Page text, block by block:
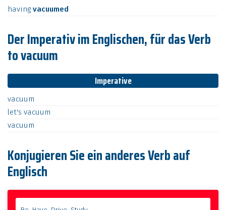
having vacuumed
Der Imperativ im Englischen, für das Verb
to vacuum
Imperative
vacuum
let's vacuum
vacuum
Konjugieren Sie ein anderes Verb auf
Englisch